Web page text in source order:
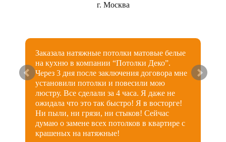
г. Москва
Заказала натяжные потолки матовые белые
на кухню в компании “Потолки Деко”.
Через 3 дня после заключения договора мне
установили потолки и повесили мою
люстру. Все сделали за 4 часа. Я даже не
ожидала что это так быстро! Я в восторге!
Ни пыли, ни грязи, ни стыков! Сейчас
думаю о замене всех потолков в квартире с
крашеных на натяжные!